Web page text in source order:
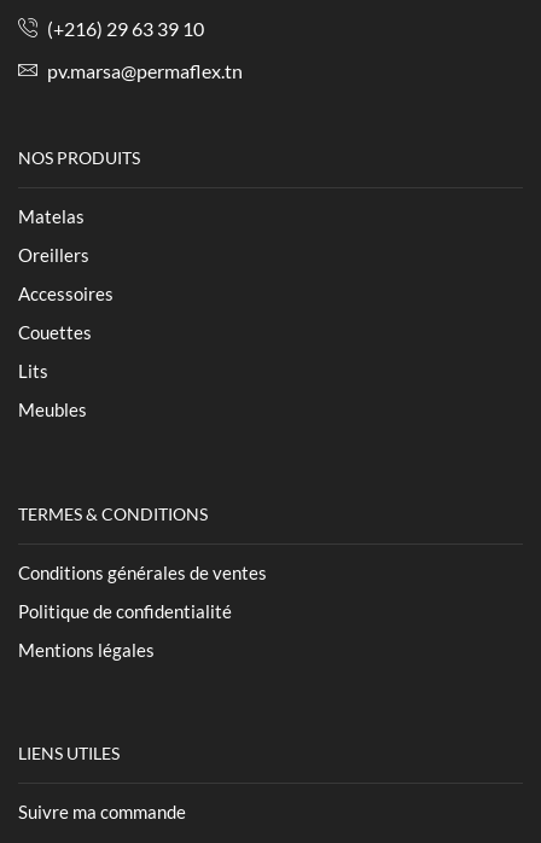
(+216) 29 63 39 10
pv.marsa@permaflex.tn
NOS PRODUITS
Matelas
Oreillers
Accessoires
Couettes
Lits
Meubles
TERMES & CONDITIONS
Conditions générales de ventes
Politique de confidentialité
Mentions légales
LIENS UTILES
Suivre ma commande